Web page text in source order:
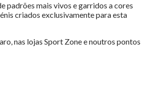
padrões mais vivos e garridos a cores
criados exclusivamente para esta
nas lojas Sport Zone e noutros pontos